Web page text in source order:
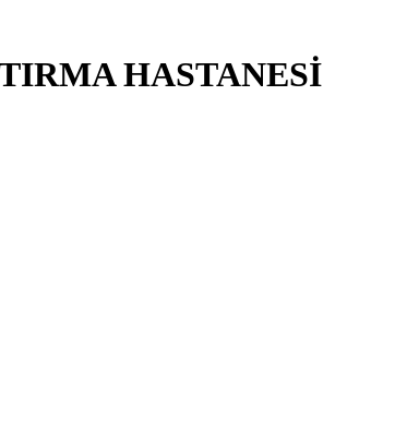
HASTANESİ